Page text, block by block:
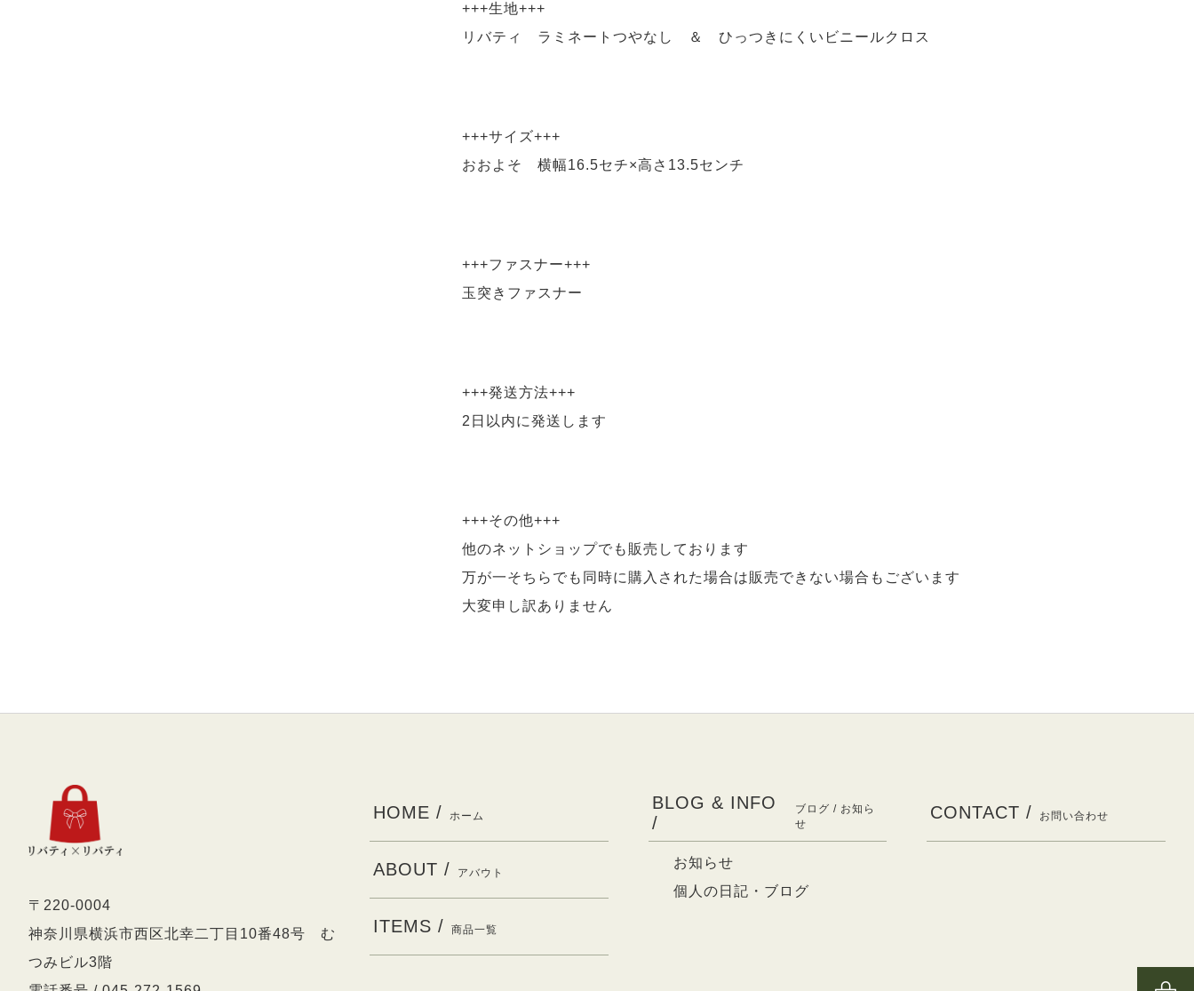
+++生地+++
リバティ ラミネートつやなし ＆ ひっつきにくいビニールクロス
+++サイズ+++
おおよそ 横幅16.5セチ×高さ13.5センチ
+++ファスナー+++
玉突きファスナー
+++発送方法+++
2日以内に発送します
+++その他+++
他のネットショップでも販売しております
万が一そちらでも同時に購入された場合は販売できない場合もございます
大変申し訳ありません
〒220-0004
神奈川県横浜市西区北幸二丁目10番48号 む
つみビル3階
HOME / ホーム
ABOUT / アバウト
ITEMS / 商品一覧
BLOG & INFO
/
ブログ / お知ら
せ
お知らせ
個人の日記・ブログ
CONTACT / お問い合わせ